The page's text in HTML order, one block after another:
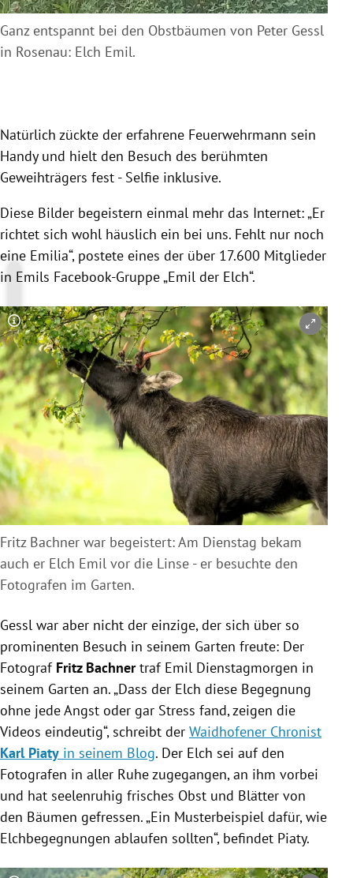
Ganz entspannt bei den Obstbäumen von Peter Gessl
in Rosenau: Elch Emil.
Natürlich zückte der erfahrene Feuerwehrmann sein
Handy und hielt den Besuch des berühmten
Geweihträgers fest - Selfie inklusive.
Diese Bilder begeistern einmal mehr das Internet: „Er
richtet sich wohl häuslich ein bei uns. Fehlt nur noch
eine Emilia“, postete eines der über 17.600 Mitglieder
in Emils Facebook-Gruppe „Emil der Elch“.
Copyright-Hinweis öffnen/schließen
Fritz Bachner war begeistert: Am Dienstag bekam
auch er Elch Emil vor die Linse - er besuchte den
Fotografen im Garten.
Gessl war aber nicht der einzige, der sich über so
prominenten Besuch in seinem Garten freute: Der
Fotograf Fritz Bachnertraf Emil Dienstagmorgen in
seinem Garten an. „Dass der Elch diese Begegnung
ohne jede Angst oder gar Stress fand, zeigen die
Videos eindeutig“, schreibt der Waidhofener Chronist
Karl Piaty in seinem Blog. Der Elch sei auf den
Fotografen in aller Ruhe zugegangen, an ihm vorbei
und hat seelenruhig frisches Obst und Blätter von
den Bäumen gefressen. „Ein Musterbeispiel dafür, wie
Elchbegegnungen ablaufen sollten“, befindet Piaty.